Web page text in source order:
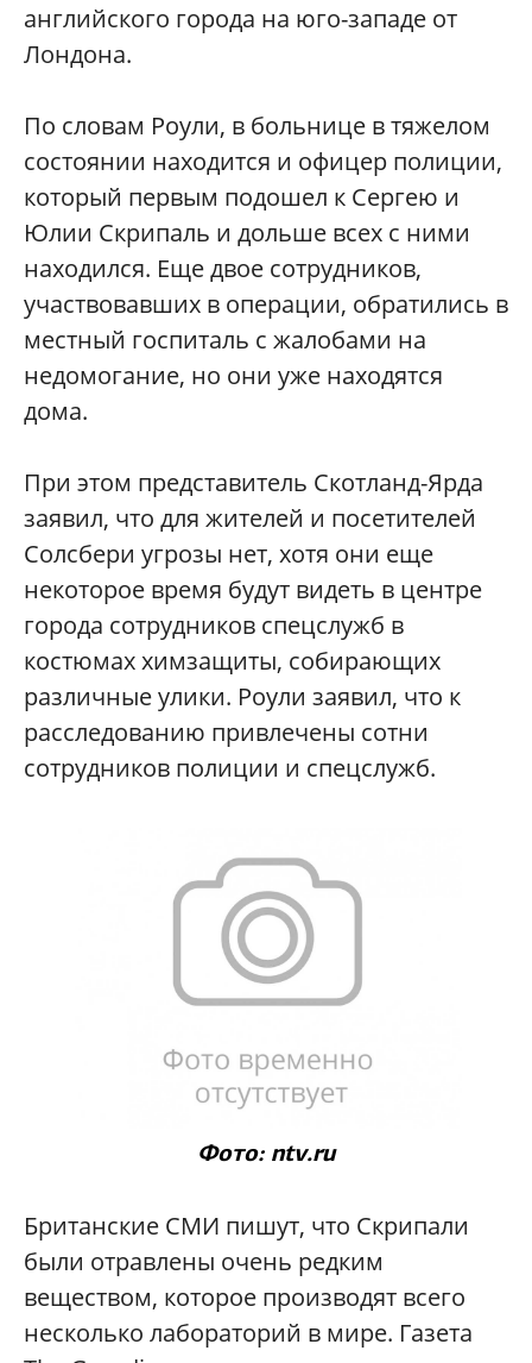
английского города на юго-западе от
Лондона.
По словам Роули, в больнице в тяжелом
состоянии находится и офицер полиции,
который первым подошел к Сергею и
Юлии Скрипаль и дольше всех с ними
находился. Еще двое сотрудников,
участвовавших в операции, обратились в
местный госпиталь с жалобами на
недомогание, но они уже находятся
дома.
При этом представитель Скотланд-Ярда
заявил, что для жителей и посетителей
Солсбери угрозы нет, хотя они еще
некоторое время будут видеть в центре
города сотрудников спецслужб в
костюмах химзащиты, собирающих
различные улики. Роули заявил, что к
расследованию привлечены сотни
сотрудников полиции и спецслужб.
Фото: ntv.ru
Британские СМИ пишут, что Скрипали
были отравлены очень редким
веществом, которое производят всего
несколько лабораторий в мире. Газета